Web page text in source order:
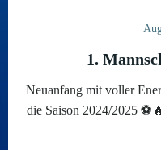
1.
Neuanfang mit voller
die Saison 2024/2025